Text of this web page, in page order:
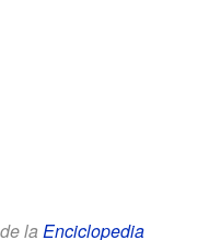
la Enciclopedia